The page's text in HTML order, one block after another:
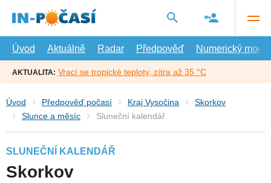
hlavní
Úvod
Aktuálně Radar Předpověď Numerický model
AKTUALITA: Vrací se tropické teploty, zítra až 35 °C
Úvod Předpověď počasí Kraj Vysočina
Skorkov
Slunce a měsíc
Sluneční kalendář
SLUNEČNÍ KALENDÁŘ
Skorkov